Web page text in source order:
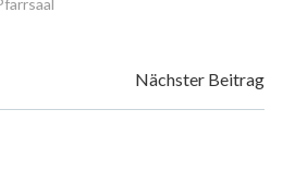
Nächster Beitrag